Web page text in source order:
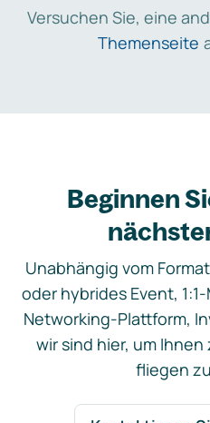
Versuchen Sie, eine
Themenseite
Beginnen
Unabhängig vom
oder hybrides Event,
Networking-Plattform,
wir sind hier, um
fliegen